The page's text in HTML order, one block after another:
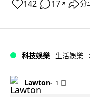
142 17 ↗ 分
科技娛樂 生活娛樂
Lawton 1 日